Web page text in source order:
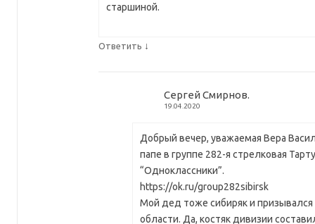
старшиной.
Ответить ↓
Сергей Смирнов.
19.04.2020
Добрый вечер, уважаемая Вера
папе в группе 282-я стрелковая
“Одноклассники”.
https://ok.ru/group282sibirsk
Мой дед тоже сибиряк и призывался
области. Да, костяк дивизии